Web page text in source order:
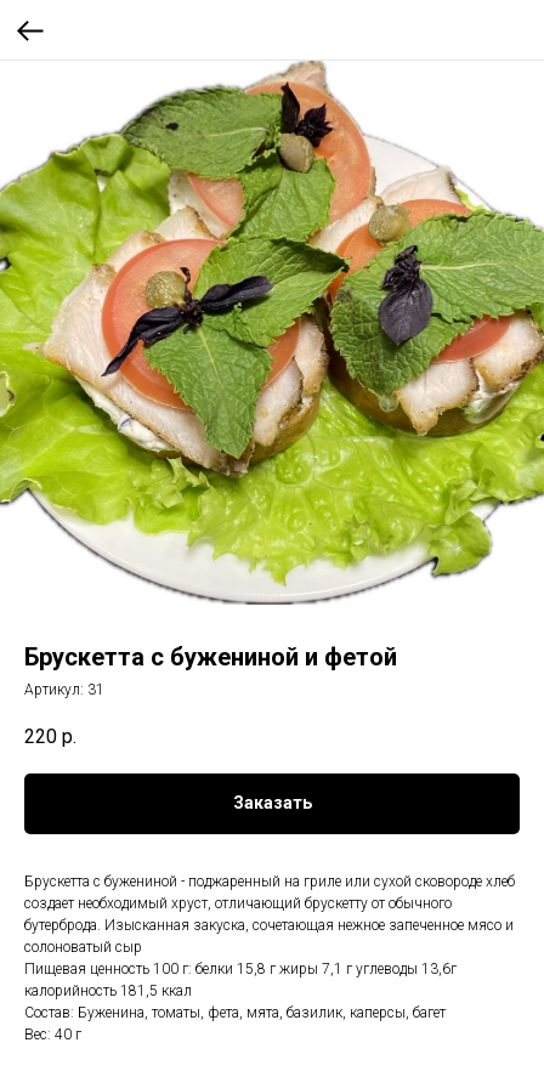
Брускетта с бужениной и фетой
Артикул: 31
220 р.
Заказать
Брускетта с бужениной - поджаренный на гриле или сухой сковороде хлеб
создает необходимый хруст, отличающий брускетту от обычного
бутерброда. Изысканная закуска, сочетающая нежное запеченное мясо и
солоноватый сыр
Пищевая ценность 100 г: белки 15,8 г жиры 7,1 г углеводы 13,6г
калорийность 181,5 ккал
Состав: Буженина, томаты, фета, мята, базилик, каперсы, багет
Вес: 40 г